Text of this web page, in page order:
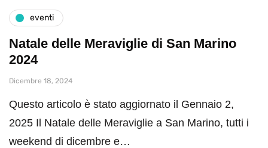
eventi
Natale delle Meraviglie di San Marino
2024
Dicembre 18, 2024
Questo articolo è stato aggiornato il Gennaio 2,
2025 Il Natale delle Meraviglie a San Marino, tutti i
weekend di dicembre e…